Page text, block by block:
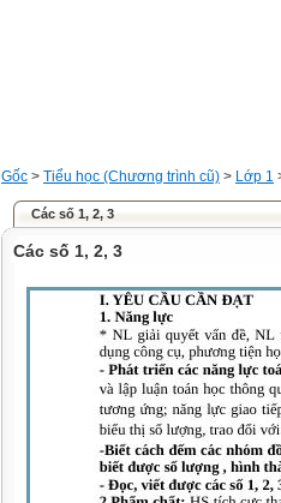
Gốc > Tiểu học (Chương trình cũ) > Lớp 1
Các số 1, 2, 3
Các số 1, 2, 3